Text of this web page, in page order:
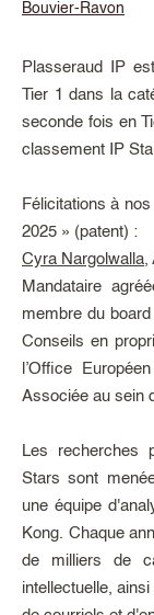
Bouvier-Ravon
Plasseraud IP
Tier 1 dans la
seconde fois en
classement IP
Félicitations à
2025 » (patent) :
Cyra Nargolwalla,
Mandataire
membre du
Conseils en
l’Office
Associée au sein
Les recherches
Stars sont
une équipe
Kong. Chaque
de milliers de
intellectuelle,